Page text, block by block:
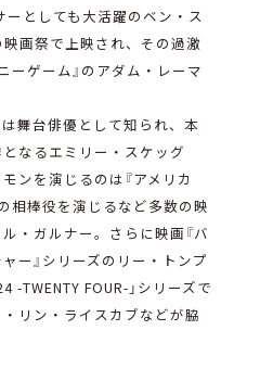
ーとしても大活躍のベン・ス
画祭で上映され、その過激
ーゲーム』のアダム・レーマ
舞台俳優として知られ、本
なるエミリー・スケッグ
ンを演じるのは『アメリカ
相棒役を演じるなど多数の映
・ガルナー。さらに映画『バ
ー』シリーズのリー・トンプ
-TWENTY FOUR-」シリーズで
リン・ライスカブなどが脇